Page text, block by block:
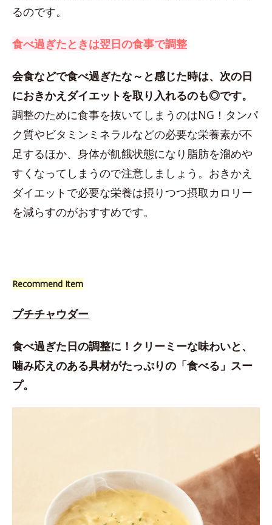
るのです。
食べ過ぎたときは翌日の食事で調整
会食などで食べ過ぎたな～と感じた時は、次の日
におきかえダイエットを取り入れるのも◎です。
調整のために食事を抜いてしまうのはNG！タンパ
ク質やビタミンミネラルなどの必要な栄養素が不
足するほか、身体が飢餓状態になり脂肪を溜めや
すくなってしまうので注意しましょう。おきかえ
ダイエットで必要な栄養は摂りつつ摂取カロリー
を減らすのがおすすめです。
Recommend Item
プチチャウダー
食べ過ぎた日の調整に！クリーミーな味わいと、
噛み応えのある具材がたっぷりの「食べる」スー
プ。